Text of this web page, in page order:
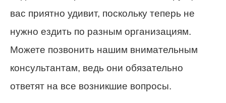
вас приятно удивит, поскольку теперь не
нужно ездить по разным организациям.
Можете позвонить нашим внимательным
консультантам, ведь они обязательно
ответят на все возникшие вопросы.